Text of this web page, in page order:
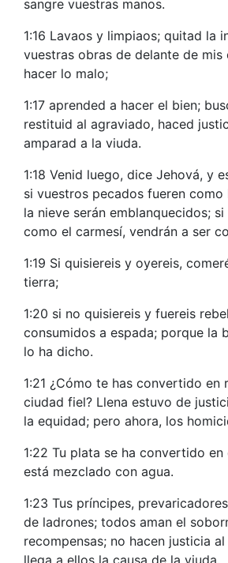
sangre vuestras manos.
1:16 Lavaos y limpiaos; quitad la
vuestras obras de delante de mis
hacer lo malo;
1:17 aprended a hacer el bien;
restituid al agraviado, haced
amparad a la viuda.
1:18 Venid luego, dice Jehová, y
si vuestros pecados fueren como
la nieve serán emblanquecidos;
como el carmesí, vendrán a ser
1:19 Si quisiereis y oyereis,
tierra;
1:20 si no quisiereis y fuereis
consumidos a espada; porque la
lo ha dicho.
1:21 ¿Cómo te has convertido en
ciudad fiel? Llena estuvo de
la equidad; pero ahora, los
1:22 Tu plata se ha convertido
está mezclado con agua.
1:23 Tus príncipes,
de ladrones; todos aman el
recompensas; no hacen justicia
llega a ellos la causa de la viuda.